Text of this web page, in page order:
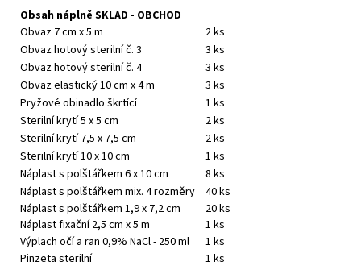
Obsah náplně SKLAD - OBCHOD
Obvaz 7 cm x 5 m
2 ks
Obvaz hotový sterilní č. 3
3 ks
Obvaz hotový sterilní č. 4
3 ks
Obvaz elastický 10 cm x 4 m
3 ks
Pryžové obinadlo škrtící
1 ks
Sterilní krytí 5 x 5 cm
2 ks
Sterilní krytí 7,5 x 7,5 cm
2 ks
Sterilní krytí 10 x 10 cm
1 ks
Náplast s polštářkem 6 x 10 cm
8 ks
Náplast s polštářkem mix. 4 rozměry
40 ks
Náplast s polštářkem 1,9 x 7,2 cm
20 ks
Náplast fixační 2,5 cm x 5 m
1 ks
Výplach očí a ran 0,9% NaCl - 250 ml
1 ks
Pinzeta sterilní
1 ks